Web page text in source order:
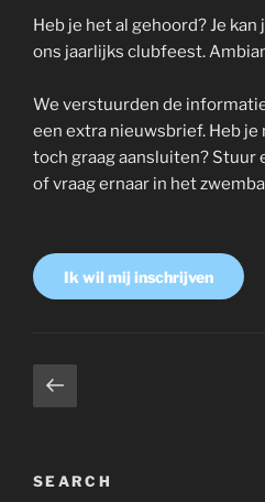
Heb je het al gehoord? Je
ons jaarlijks clubfeest.
We verstuurden de
een extra nieuwsbrief. Heb
toch graag aansluiten? Stuur
of vraag ernaar in het
Ik wil mij inschrijven
Berichtnavigatie
Vorige
pagina
SEARCH